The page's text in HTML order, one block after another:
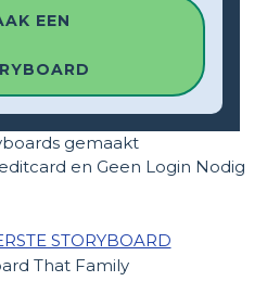
EEN
gemaakt
en Geen Login Nodig
STORYBOARD